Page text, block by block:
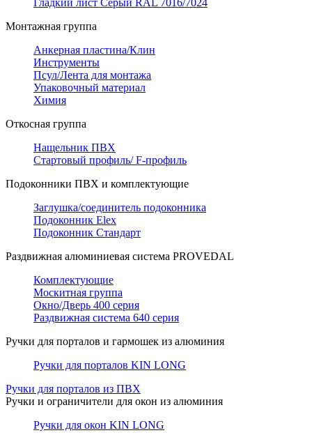
Гладкий лист Серый RAL 7016/7024
Монтажная группа
Анкерная пластина/Клин
Инструменты
Псул/Лента для монтажа
Упаковочный материал
Химия
Откосная группа
Нащельник ПВХ
Стартовый профиль/ F-профиль
Подоконники ПВХ и комплектующие
Заглушка/соединитель подоконника
Подоконник Elex
Подоконник Стандарт
Раздвижная алюминиевая система PROVEDAL
Комплектующие
Москитная группа
Окно/Дверь 400 серия
Раздвижная система 640 серия
Ручки для порталов и гармошек из алюминия
Ручки для порталов KIN LONG
Ручки для порталов из ПВХ
Ручки и ограничители для окон из алюминия
Ручки для окон KIN LONG